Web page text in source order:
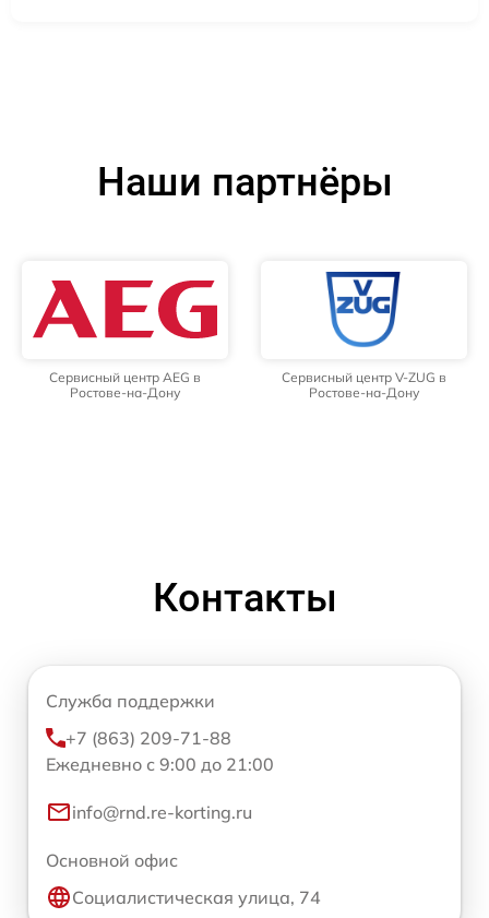
Наши партнёры
Сервисный центр AEG в
Ростове-на-Дону
Сервисный центр V-ZUG в
Ростове-на-Дону
Контакты
Служба поддержки
+7 (863) 209-71-88
Ежедневно с 9:00 до 21:00
info@rnd.re-korting.ru
Основной офис
Социалистическая улица, 74